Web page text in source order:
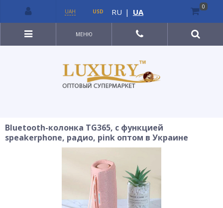
МЕНЮ
Bluetooth-колонка TG365, c функцией
speakerphone, радио, pink оптом в Украине
UAH USD RU | UA
0